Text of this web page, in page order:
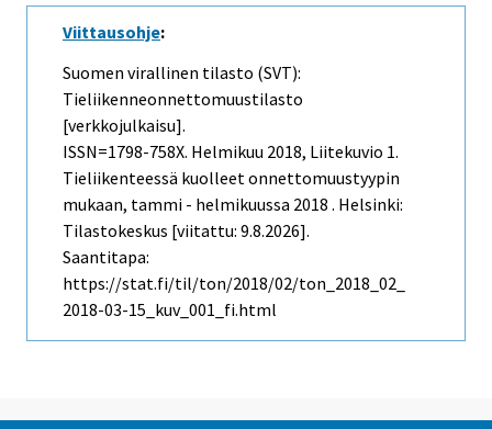
Viittausohje:
Suomen virallinen tilasto (SVT):
Tieliikenneonnettomuustilasto
[verkkojulkaisu].
ISSN=1798-758X. Helmikuu 2018, Liitekuvio 1.
Tieliikenteessä kuolleet onnettomuustyypin
mukaan, tammi - helmikuussa 2018 . Helsinki:
Tilastokeskus [viitattu: 9.8.2026].
Saantitapa:
https://stat.fi/til/ton/2018/02/ton_2018_02_
2018-03-15_kuv_001_fi.html